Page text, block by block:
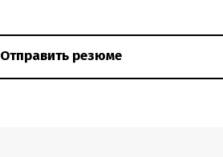
Отправить резюме